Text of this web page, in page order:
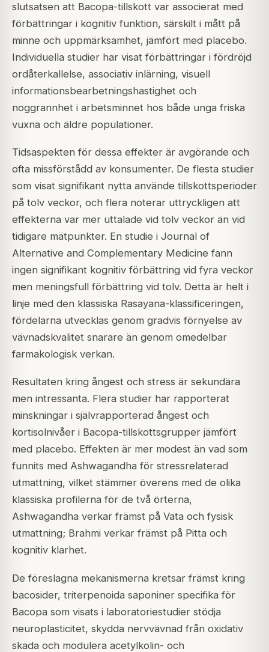
slutsatsen att Bacopa-tillskott var associerat med
förbättringar i kognitiv funktion, särskilt i mått på
minne och uppmärksamhet, jämfört med placebo.
Individuella studier har visat förbättringar i fördröjd
ordåterkallelse, associativ inlärning, visuell
informationsbearbetningshastighet och
noggrannhet i arbetsminnet hos både unga friska
vuxna och äldre populationer.
Tidsaspekten för dessa effekter är avgörande och
ofta missförstådd av konsumenter. De flesta studier
som visat signifikant nytta använde tillskottsperioder
på tolv veckor, och flera noterar uttryckligen att
effekterna var mer uttalade vid tolv veckor än vid
tidigare mätpunkter. En studie i Journal of
Alternative and Complementary Medicine fann
ingen signifikant kognitiv förbättring vid fyra veckor
men meningsfull förbättring vid tolv. Detta är helt i
linje med den klassiska Rasayana-klassificeringen,
fördelarna utvecklas genom gradvis förnyelse av
vävnadskvalitet snarare än genom omedelbar
farmakologisk verkan.
Resultaten kring ångest och stress är sekundära
men intressanta. Flera studier har rapporterat
minskningar i självrapporterad ångest och
kortisolnivåer i Bacopa-tillskottsgrupper jämfört
med placebo. Effekten är mer modest än vad som
funnits med Ashwagandha för stressrelaterad
utmattning, vilket stämmer överens med de olika
klassiska profilerna för de två örterna,
Ashwagandha verkar främst på Vata och fysisk
utmattning; Brahmi verkar främst på Pitta och
kognitiv klarhet.
De föreslagna mekanismerna kretsar främst kring
bacosider, triterpenoida saponiner specifika för
Bacopa som visats i laboratoriestudier stödja
neuroplasticitet, skydda nervvävnad från oxidativ
skada och modulera acetylkolin- och